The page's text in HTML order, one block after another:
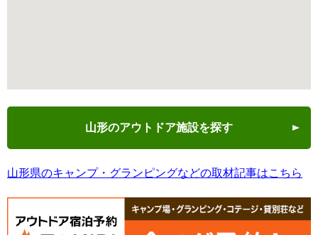
山形のアウトドア施設を探す
山形県のキャンプ・グランピングなどの取材記事はこちら